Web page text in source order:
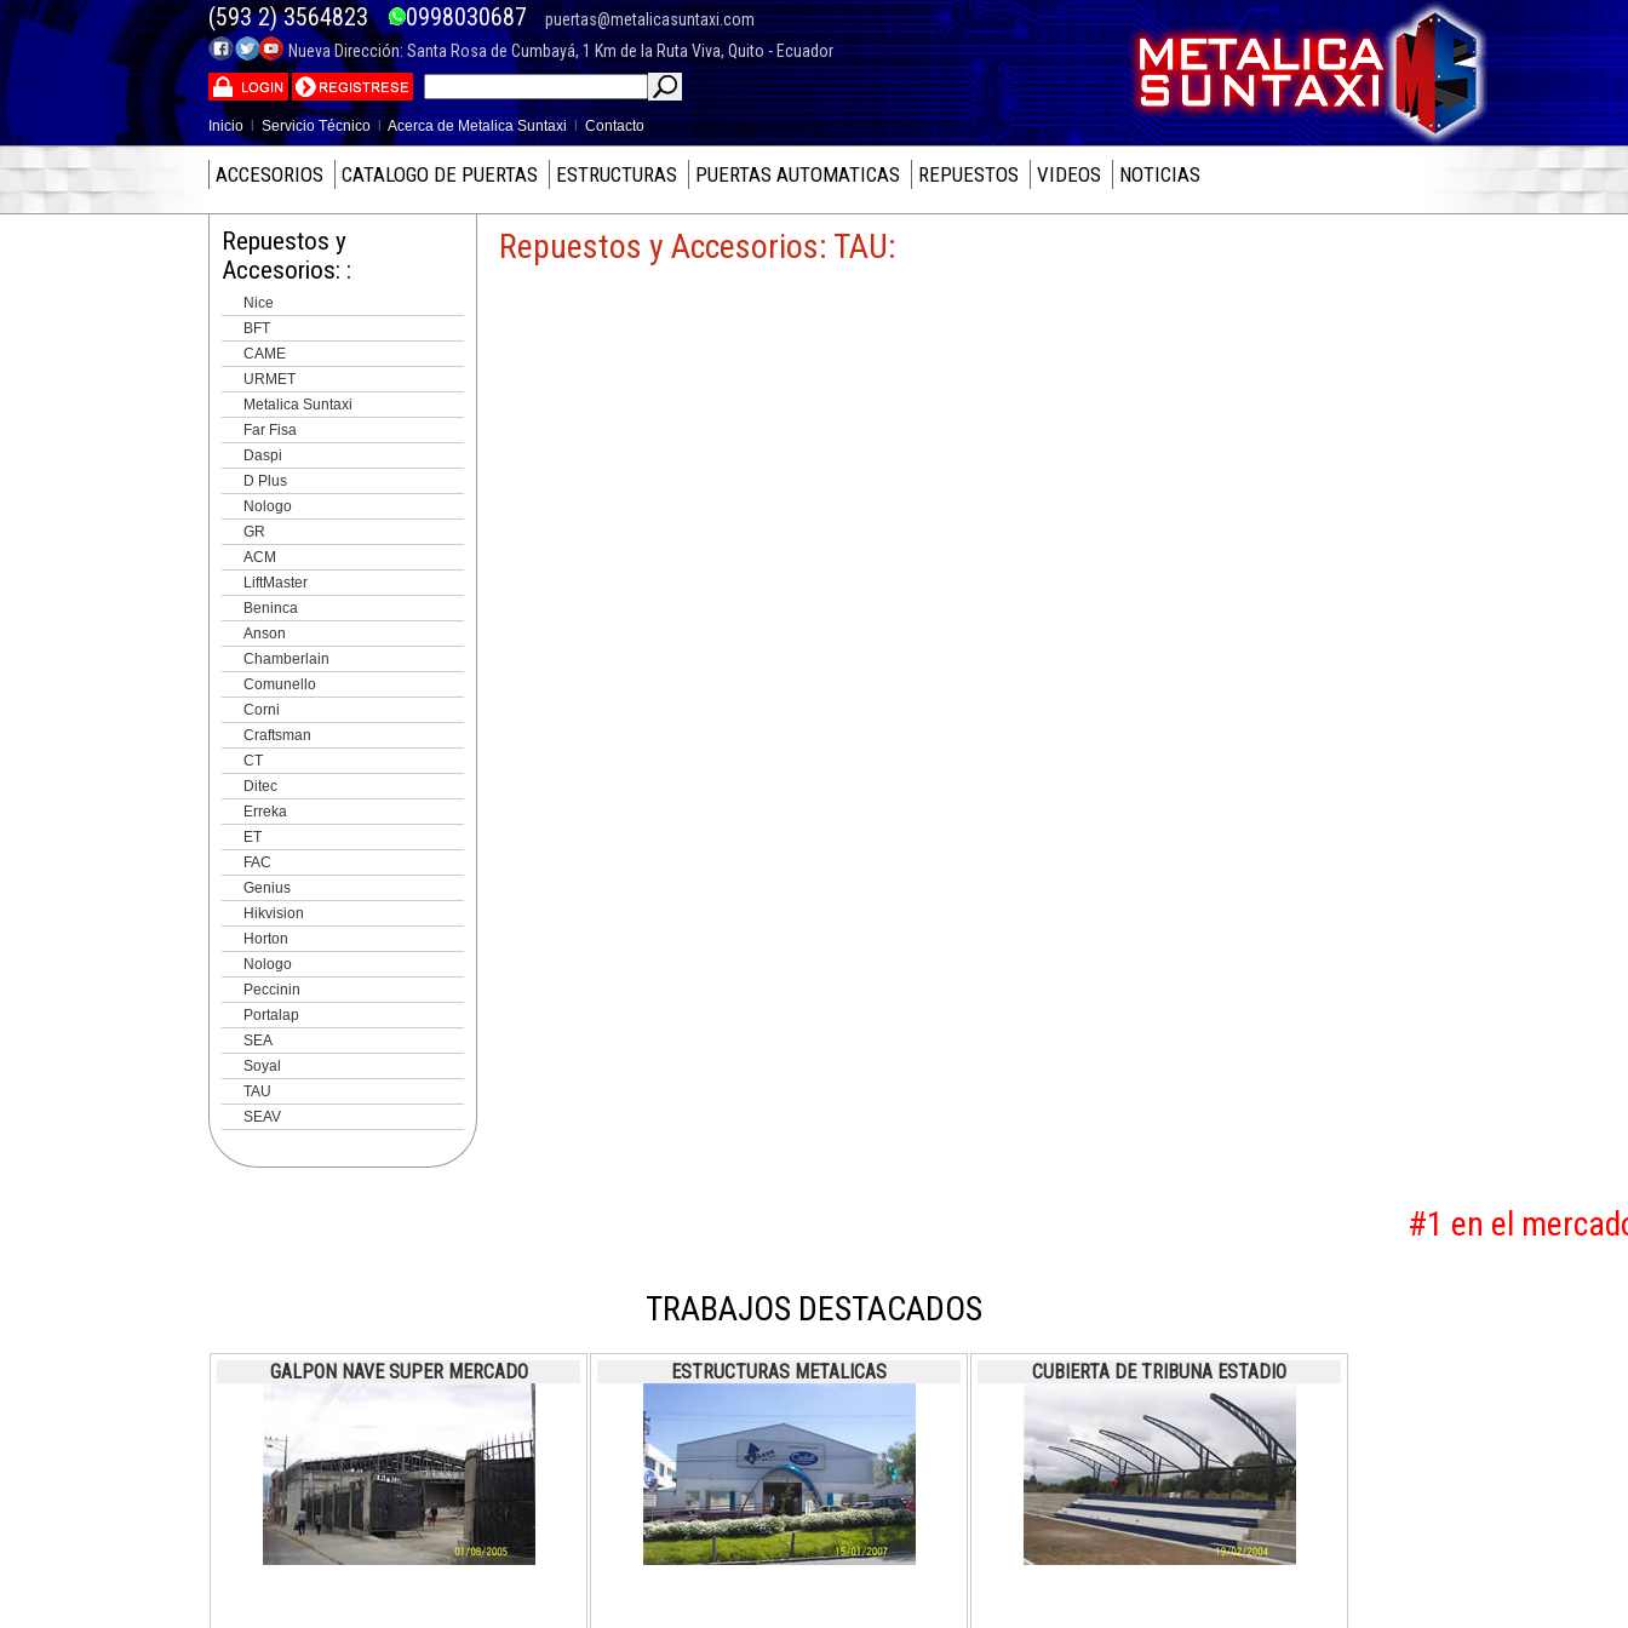
(593 2) 3564823 0998030687puertas@metalicasuntaxi.com
Nueva Dirección: Santa Rosa de Cumbayá, 1 Km de la Ruta Viva, Quito - Ecuador
Inicio Servicio Técnico l Acerca de Metalica Suntaxi Contacto
ACCESORIOS CATALOGO DE PUERTAS ESTRUCTURAS PUERTAS AUTOMATICAS REPUESTOS VIDEOS NOTICIAS
Repuestos y Accesorios: TAU:
Repuestos y
Accesorios: :
Nice
BFT
CAME
URMET
Metalica Suntaxi
Far Fisa
Daspi
D Plus
Nologo
GR
ACM
LiftMaster
Beninca
Anson
Chamberlain
Comunello
Corni
Craftsman
CT
Ditec
Erreka
ET
FAC
Genius
Hikvision
Horton
Nologo
Peccinin
Portalap
SEA
Soyal
TAU
SEAV
#1 en el
TRABAJOS DESTACADOS
GALPON NAVE SUPER MERCADO ESTRUCTURAS METALICAS CUBIERTA DE TRIBUNA ESTADIO